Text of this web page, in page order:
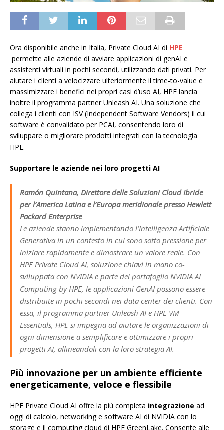
Ora disponibile anche in Italia, Private Cloud AI di HPE
permette alle aziende di avviare applicazioni di genAI e
assistenti virtuali in pochi secondi, utilizzando dati privati. Per
aiutare i clienti a velocizzare ulteriormente il time-to-value e
massimizzare i benefici nei propri casi d’uso AI, HPE lancia
inoltre il programma partner Unleash AI. Una soluzione che
collega i clienti con ISV (Independent Software Vendors) il cui
software è convalidato per PCAI, consentendo loro di
sviluppare o migliorare prodotti integrati con la tecnologia
HPE.
Supportare le aziende nei loro progetti AI
Ramón Quintana, Direttore delle Soluzioni Cloud Ibride
per l’America Latina e l’Europa meridionale presso Hewlett
Packard Enterprise
Le aziende stanno implementando l’Intelligenza Artificiale
Generativa in un contesto in cui sono sotto pressione per
iniziare rapidamente e dimostrare un valore reale. Con
HPE Private Cloud AI, soluzione chiavi in mano co-
sviluppata con NVIDIA e parte del portafoglio NVIDIA AI
Computing by HPE, le applicazioni GenAI possono essere
distribuite in pochi secondi nei data center dei clienti. Con
essa, il programma partner Unleash AI e HPE VM
Essentials, HPE si impegna ad aiutare le organizzazioni di
ogni dimensione a semplificare e ottimizzare i propri
progetti AI, allineandoli con la loro strategia AI.
Più innovazione per un ambiente efficiente
energeticamente, veloce e flessibile
HPE Private Cloud AI offre la più completa integrazione ad
oggi di calcolo, networking e software AI di NVIDIA con lo
storage e il computing cloud di HPE GreenLake. Consente alle